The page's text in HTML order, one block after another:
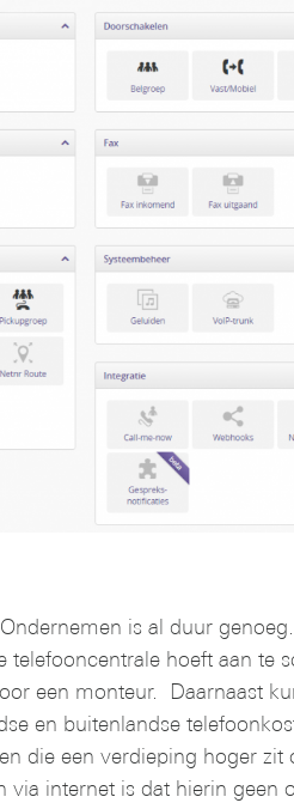
is al duur genoeg.
hoeft aan te
een monteur. Daarnaast
en buitenlandse
die een verdieping hoger zit
internet is dat hierin geen